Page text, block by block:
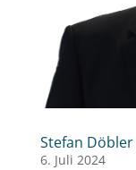
Stefan Döbler
6. Juli 2024